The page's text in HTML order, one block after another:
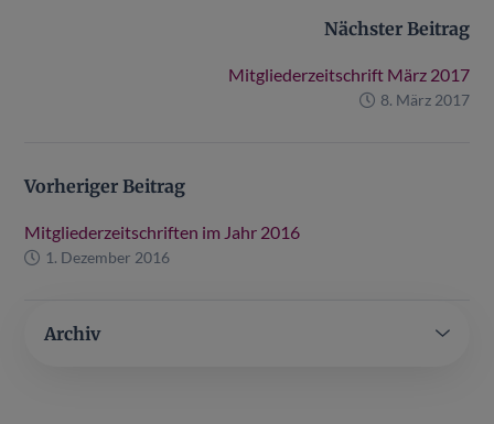
Vorheriger Beitrag
Mitgliederzeitschriften im Jahr 2016
1. Dezember 2016
Nächster Beitrag
Mitgliederzeitschrift März 2017
8. März 2017
Archiv